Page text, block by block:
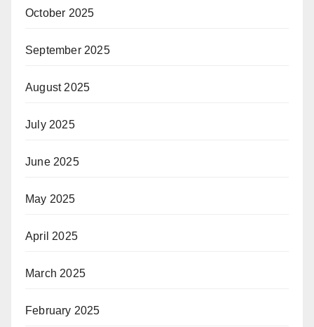
October 2025
September 2025
August 2025
July 2025
June 2025
May 2025
April 2025
March 2025
February 2025